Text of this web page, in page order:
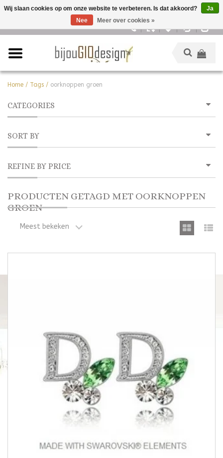
Home / Tags / oorknoppen groen
CATEGORIES
SORT BY
REFINE BY PRICE
PRODUCTEN GETAGD MET OORKNOPPEN
GROEN
Meest bekeken
Wij slaan cookies op om onze website te verbeteren. Is dat akkoord?
Ja
Nee
Meer over cookies »